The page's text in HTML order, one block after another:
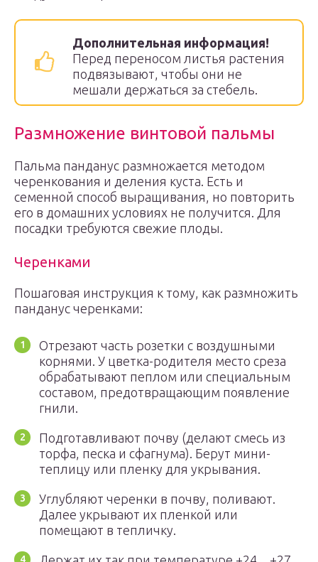
Дополнительная информация!
Перед переносом листья растения
подвязывают, чтобы они не
мешали держаться за стебель.
Размножение винтовой пальмы
Пальма панданус размножается методом
черенкования и деления куста. Есть и
семенной способ выращивания, но повторить
его в домашних условиях не получится. Для
посадки требуются свежие плоды.
Черенками
Пошаговая инструкция к тому, как размножить
панданус черенками:
Отрезают часть розетки с воздушными
корнями. У цветка-родителя место среза
обрабатывают пеплом или специальным
составом, предотвращающим появление
гнили.
Подготавливают почву (делают смесь из
торфа, песка и сфагнума). Берут мини-
теплицу или пленку для укрывания.
Углубляют черенки в почву, поливают.
Далее укрывают их пленкой или
помещают в тепличку.